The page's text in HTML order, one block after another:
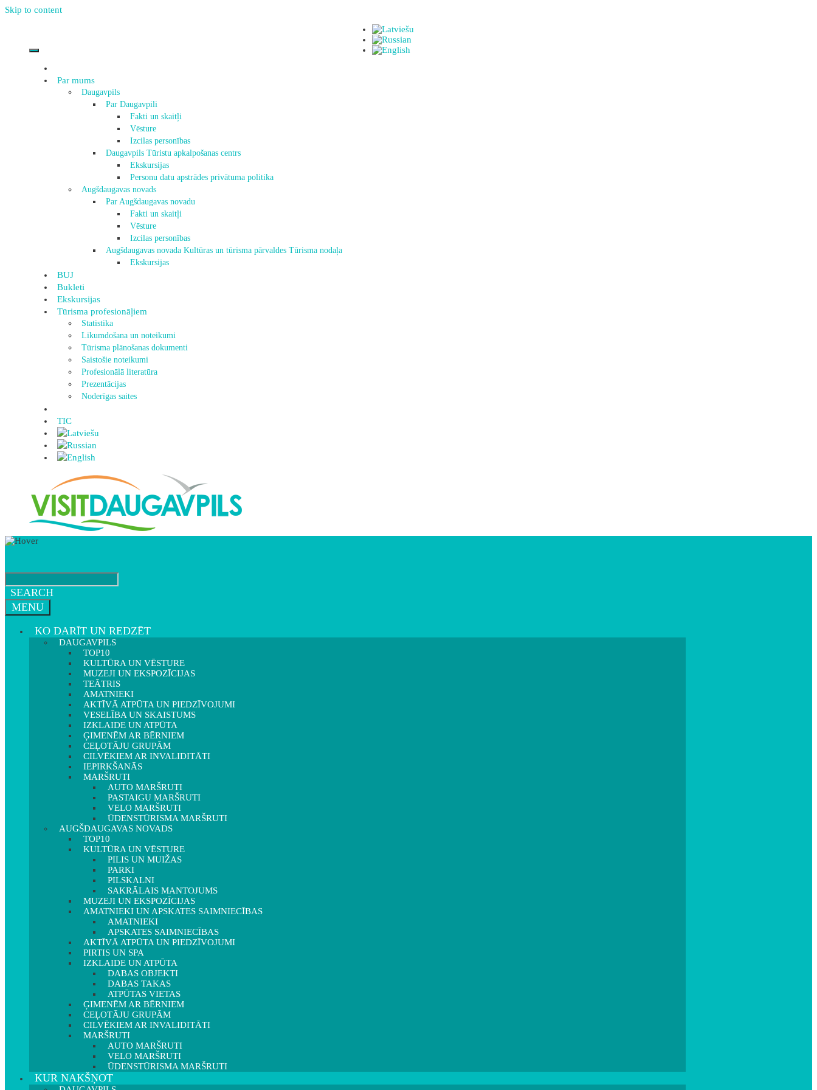
Skip to content
Par mums
Daugavpils
Par Daugavpili
Fakti un skaitļi
Vēsture
Izcilas personības
Daugavpils Tūristu apkalpošanas centrs
Ekskursijas
Personu datu apstrādes privātuma politika
Augšdaugavas novads
Par Augšdaugavas novadu
Fakti un skaitļi
Vēsture
Izcilas personības
Augšdaugavas novada Kultūras un tūrisma pārvaldes Tūrisma nodaļa
Ekskursijas
BUJ
Bukleti
Ekskursijas
Tūrisma profesionāļiem
Statistika
Likumdošana un noteikumi
Tūrisma plānošanas dokumenti
Saistošie noteikumi
Profesionālā literatūra
Prezentācijas
Noderīgas saites
TIC
SEARCH
MENU
KO DARĪT UN REDZĒT
DAUGAVPILS
TOP10
KULTŪRA UN VĒSTURE
MUZEJI UN EKSPOZĪCIJAS
TEĀTRIS
AMATNIEKI
AKTĪVĀ ATPŪTA UN PIEDZĪVOJUMI
VESELĪBA UN SKAISTUMS
IZKLAIDE UN ATPŪTA
ĢIMENĒM AR BĒRNIEM
CEĻOTĀJU GRUPĀM
CILVĒKIEM AR INVALIDITĀTI
IEPIRKŠANĀS
MARŠRUTI
AUTO MARŠRUTI
PASTAIGU MARŠRUTI
VELO MARŠRUTI
ŪDENSTŪRISMA MARŠRUTI
AUGŠDAUGAVAS NOVADS
TOP10
KULTŪRA UN VĒSTURE
PILIS UN MUIŽAS
PARKI
PILSKALNI
SAKRĀLAIS MANTOJUMS
MUZEJI UN EKSPOZĪCIJAS
AMATNIEKI UN APSKATES SAIMNIECĪBAS
AMATNIEKI
APSKATES SAIMNIECĪBAS
AKTĪVĀ ATPŪTA UN PIEDZĪVOJUMI
PIRTIS UN SPA
IZKLAIDE UN ATPŪTA
DABAS OBJEKTI
DABAS TAKAS
ATPŪTAS VIETAS
ĢIMENĒM AR BĒRNIEM
CEĻOTĀJU GRUPĀM
CILVĒKIEM AR INVALIDITĀTI
MARŠRUTI
AUTO MARŠRUTI
VELO MARŠRUTI
ŪDENSTŪRISMA MARŠRUTI
KUR NAKŠŅOT